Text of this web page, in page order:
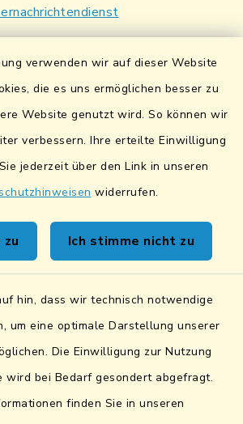
verwenden wir auf dieser Website
die es uns ermöglichen besser zu
Website genutzt wird. So können wir
verbessern. Ihre erteilte Einwilligung
jederzeit über den Link in unseren
widerrufen.
Ich stimme nicht zu
hin, dass wir technisch notwendige
um eine optimale Darstellung unserer
Die Einwilligung zur Nutzung
wird bei Bedarf gesondert abgefragt.
finden Sie in unseren
für Familien
Kontakt
Kontaktformular
Datentransfer
Datenschutz